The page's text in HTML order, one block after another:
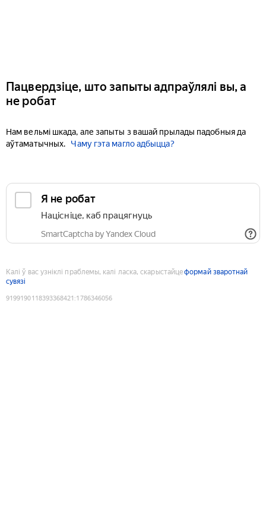
Пацвердзіце, што запыты адпраўлялі вы, а
не робат
Нам вельмі шкада, але запыты з вашай прылады падобныя да
аўтаматычных.
Чаму гэта магло адбыцца?
Я не робат
Націсніце, каб працягнуць
SmartCaptcha by Yandex Cloud
Калі ў вас узніклі праблемы, калі ласка, скарыстайцеформай зваротнай
сувязі
9199190118393368421 :1786346056